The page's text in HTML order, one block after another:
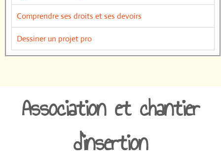
Comprendre ses droits et ses devoirs
Dessiner un projet pro
Association et chantier
d'insertion